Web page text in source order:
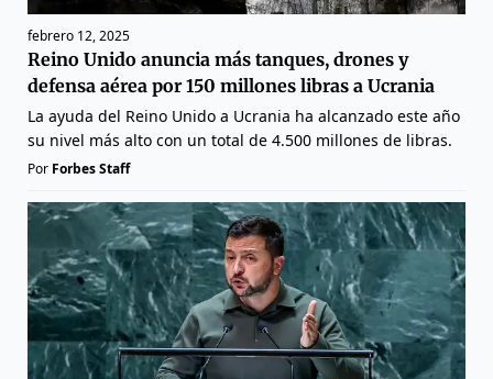
febrero 12, 2025
Reino Unido anuncia más tanques, drones y
defensa aérea por 150 millones libras a Ucrania
La ayuda del Reino Unido a Ucrania ha alcanzado este año
su nivel más alto con un total de 4.500 millones de libras.
Por Forbes Staff